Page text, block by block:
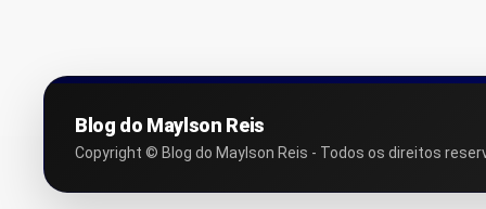
Blog do Maylson Reis
Copyright © Blog do Maylson Reis - Todos os direitos